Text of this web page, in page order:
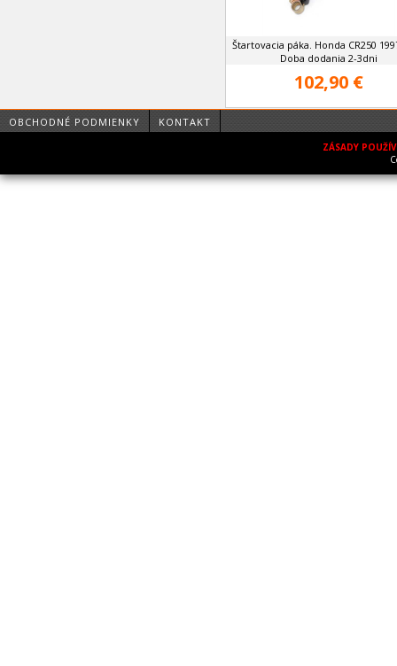
Štartovacia páka. Honda CR250
Doba dodania 2-3dni
102,90 €
OBCHODNÉ PODMIENKY KONTAKT
ZÁSADY